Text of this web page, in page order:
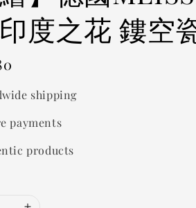
度之花 鏤空
shipping
payments
products